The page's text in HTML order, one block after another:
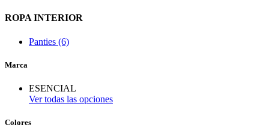
ROPA INTERIOR
Panties (6)
Marca
ESENCIAL
Ver todas las opciones
Colores